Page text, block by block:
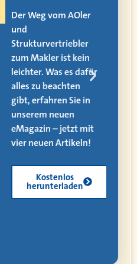
Der Weg vom AOler
und
Strukturvertriebler
zum Makler ist kein
leichter. Was es dafür
alles zu beachten
gibt, erfahren Sie in
unserem neuen
eMagazin – jetzt mit
vier neuen Artikeln!
Kostenlos
herunterladen